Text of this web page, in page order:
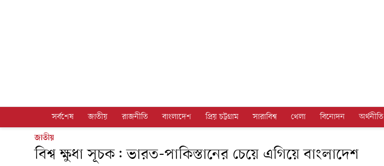
সর্বশেষ জাতীয় রাজনীতি বাংলাদেশ প্রিয় চট্টগ্রাম সারাবিশ্ব খেলা বিনোদন অর্থনীতি
জাতীয়
বিশ্ব ক্ষুধা সূচক: ভারত-পাকিস্তানের চেয়ে এগিয়ে বাংলাদেশ